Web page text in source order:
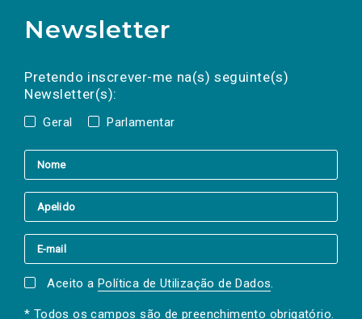
Newsletter
Pretendo inscrever-me na(s) seguinte(s)
Newsletter(s):
Geral Parlamentar
a(s) newsletter(s).
mail
Aceito a Política de Utilização de Dados.
* Todos os campos são de preenchimento obrigatório.